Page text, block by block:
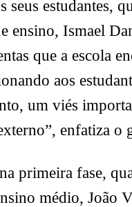
estudantes,
Ismael
que a escola
aos
um viés
enfatiza o
primeira fase,
médio, João